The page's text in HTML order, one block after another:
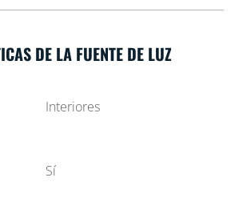
DE LA FUENTE DE LUZ
Interiores
Sí